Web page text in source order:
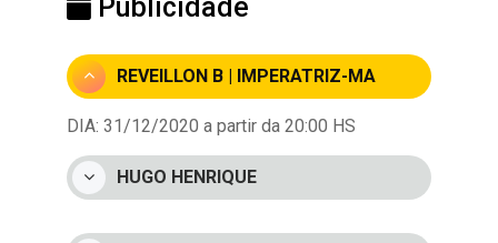
Publicidade
REVEILLON B | IMPERATRIZ-MA
DIA: 31/12/2020 a partir da 20:00 HS
HUGO HENRIQUE